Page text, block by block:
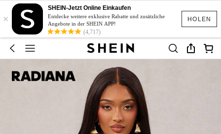
HOLEN
×
SHEIN-Jetzt Online Einkaufen
Entdecke weitere exklusive Rabatte und zusätzliche
Angebote in der SHEIN APP!
(4,717)